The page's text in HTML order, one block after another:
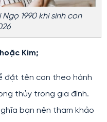
1990 khi sinh con
Kim;
đặt tên con theo hành
thủy trong gia đình.
bạn nên tham khảo